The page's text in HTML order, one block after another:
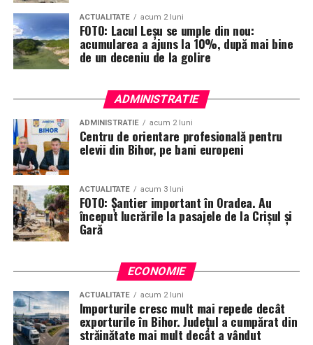
ACTUALITATE acum 2 luni
FOTO: Lacul Leșu se umple din nou:
acumularea a ajuns la 10%, după mai bine
de un deceniu de la golire
ADMINISTRATIE
ADMINISTRATIE acum 2 luni
Centru de orientare profesională pentru
elevii din Bihor, pe bani europeni
ACTUALITATE acum 3 luni
FOTO: Șantier important în Oradea. Au
început lucrările la pasajele de la Crișul și
Gară
ECONOMIE
ACTUALITATE acum 2 luni
Importurile cresc mult mai repede decât
exporturile în Bihor. Județul a cumpărat din
străinătate mai mult decât a vândut